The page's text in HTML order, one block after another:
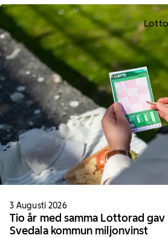
3 Augusti 2026
Tio år med samma Lottorad
Svedala kommun miljonvinst